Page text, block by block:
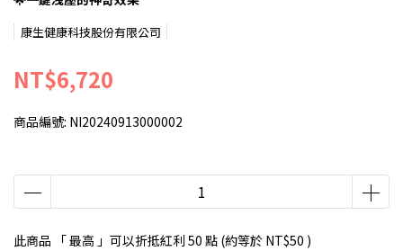
康生健康科技股份有限公司
NT$6,720
商品編號: NI20240913000002
此商品 「 最高 」可以折抵紅利 50 點 (約等於 NT$50 )